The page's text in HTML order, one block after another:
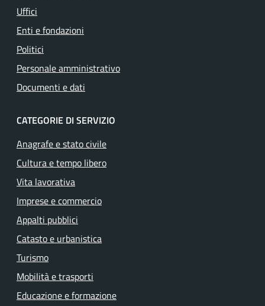
Uffici
Enti e fondazioni
Politici
Personale amministrativo
Documenti e dati
CATEGORIE DI SERVIZIO
Anagrafe e stato civile
Cultura e tempo libero
Vita lavorativa
Imprese e commercio
Appalti pubblici
Catasto e urbanistica
Turismo
Mobilità e trasporti
Educazione e formazione